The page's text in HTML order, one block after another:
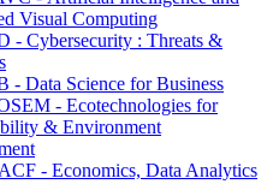
Visual Computing
- Cybersecurity : Threats &
- Data Science for Business
- Ecotechnologies for
& Environment
- Economics, Data Analytics